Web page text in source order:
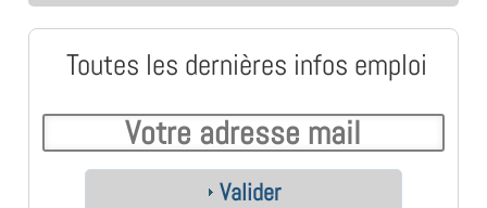
Toutes les dernières infos emploi
Valider